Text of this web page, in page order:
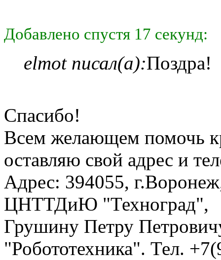
Добавлено спустя 17 секунд:
elmot писал(а):Поздра!
Спасибо!
Всем желающем помочь
оставляю свой адрес и
Адрес: 394055,
ЦНТТДиЮ "Техноград",
Грушину Петру
"Робототехника". Тел.